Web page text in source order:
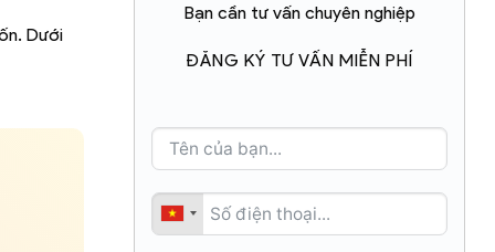
Dưới
Bạn cần tư vấn chuyên nghiệp
ĐĂNG KÝ TƯ VẤN MIỄN PHÍ